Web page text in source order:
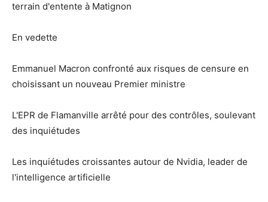
terrain d'entente à Matignon
En vedette
Emmanuel Macron confronté aux risques de censure en
choisissant un nouveau Premier ministre
L'EPR de Flamanville arrêté pour des contrôles, soulevant
des inquiétudes
Les inquiétudes croissantes autour de Nvidia, leader de
l'intelligence artificielle